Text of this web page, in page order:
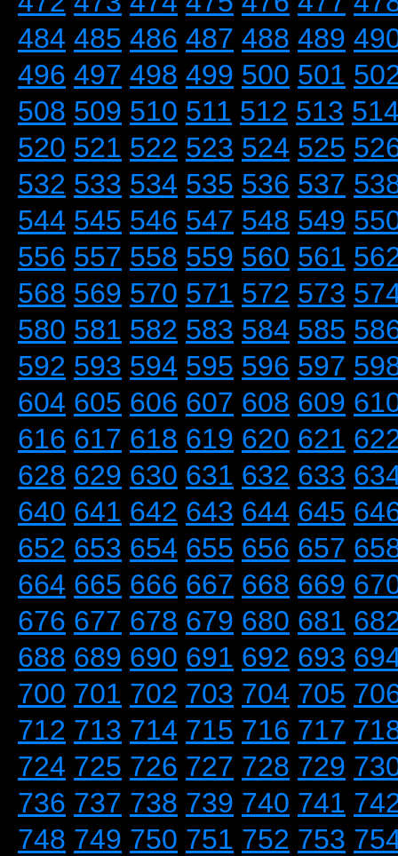
484 485 486 487 488 489
496 497 498 499 500 501
508 509 510 511 512 513
520 521 522 523 524 525
532 533 534 535 536 537
544 545 546 547 548 549
556 557 558 559 560 561
568 569 570 571 572 573
580 581 582 583 584 585
592 593 594 595 596 597
604 605 606 607 608 609
616 617 618 619 620 621
628 629 630 631 632 633
640 641 642 643 644 645
652 653 654 655 656 657
664 665 666 667 668 669
676 677 678 679 680 681
688 689 690 691 692 693
700 701 702 703 704 705
712 713 714 715 716 717
724 725 726 727 728 729
736 737 738 739 740 741
748 749 750 751 752 753